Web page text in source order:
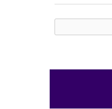
搜尋表單